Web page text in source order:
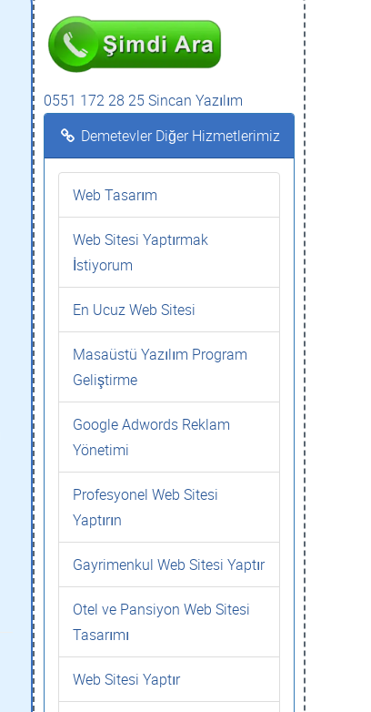
0551 172 28 25 Sincan Yazılım
Demetevler Diğer Hizmetlerimiz
Web Tasarım
Web Sitesi Yaptırmak
İstiyorum
En Ucuz Web Sitesi
Masaüstü Yazılım Program
Geliştirme
Google Adwords Reklam
Yönetimi
Profesyonel Web Sitesi
Yaptırın
Gayrimenkul Web Sitesi Yaptır
Otel ve Pansiyon Web Sitesi
Tasarımı
Web Sitesi Yaptır